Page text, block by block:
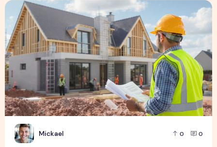
M Mickael 0 0
Constructeur de maisons neuves à Vannes